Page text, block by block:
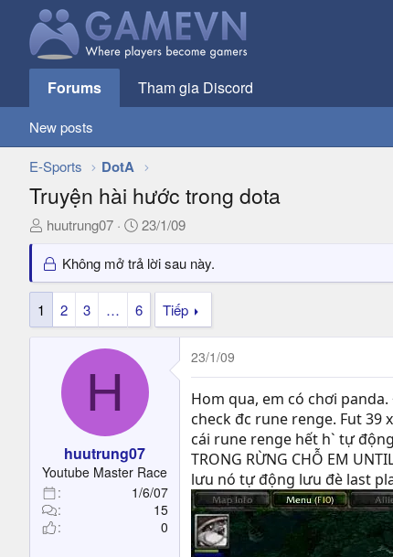
Forums Tham gia Discord
New posts
E-Sports DotA
Truyện hài hước trong dota
T
r
e
huutrung07
N
à
y
ử
23/1/09
Không mở trả lời sau này.
1 2 3 … 6 Tiếp
H
huutrung07
Youtube Master Race
1/6/07
15
0
23/1/09
Hom qua, em có chơi
check đc rune renge. Fut
cái rune renge hết h` tự
TRONG RỪNG CHỖ EM
lưu nó tự động lưu đè last